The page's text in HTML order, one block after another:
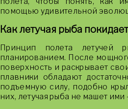
помощью удивительной
Как летучая рыба
Принцип полета летучей
планированием. После
поверхность и раскрывает
плавники обладают
подъемную силу, подобно
них, летучая рыба не машет